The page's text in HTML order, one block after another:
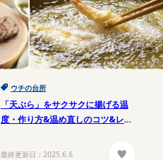
ウチの台所
「天ぷら」をサクサクに揚げる温
度・作り方&温め直しのコツ&レシ
最終更新日： 2025.6.6